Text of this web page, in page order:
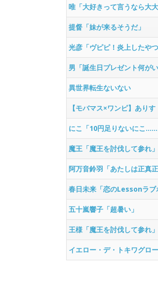
唯「大好きって言うなら大
提督「妹が来るそうだ」
光彦「ヴピピ！炎上したや
男「誕生日プレゼント何が
異世界転生ないない
【モバマス×ワンピ】あり
にこ「10円足りないにこ……
魔王「魔王を討伐して参れ
阿万音鈴羽「あたしは正真
春日未来「恋のLessonラブ
五十嵐響子「超暑い」
王様「魔王を討伐して参れ
イエロー・デ・トキワグロ